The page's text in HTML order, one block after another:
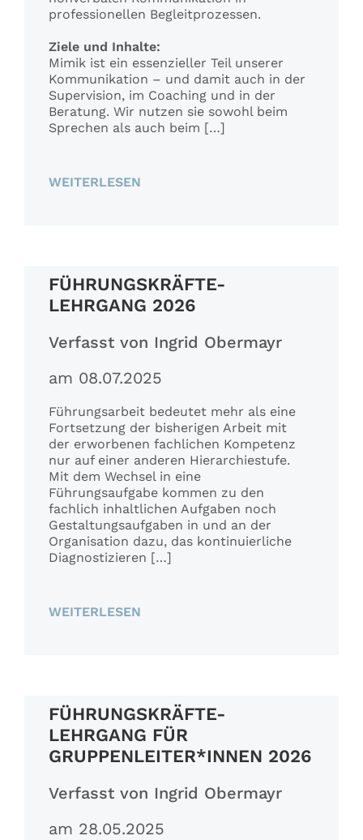
professionellen Begleitprozessen.
Ziele und Inhalte:
Mimik ist ein essenzieller Teil unserer
Kommunikation – und damit auch in der
Supervision, im Coaching und in der
Beratung. Wir nutzen sie sowohl beim
Sprechen als auch beim […]
WEITERLESEN
FÜHRUNGSKRÄFTE-
LEHRGANG 2026
Verfasst von Ingrid Obermayr
am 08.07.2025
Führungsarbeit bedeutet mehr als eine
Fortsetzung der bisherigen Arbeit mit
der erworbenen fachlichen Kompetenz
nur auf einer anderen Hierarchiestufe.
Mit dem Wechsel in eine
Führungsaufgabe kommen zu den
fachlich inhaltlichen Aufgaben noch
Gestaltungsaufgaben in und an der
Organisation dazu, das kontinuierliche
Diagnostizieren […]
WEITERLESEN
FÜHRUNGSKRÄFTE-
LEHRGANG FÜR
GRUPPENLEITER*INNEN 2026
Verfasst von Ingrid Obermayr
am 28.05.2025